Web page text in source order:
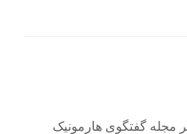
مجله گفتگوی هارمونیک